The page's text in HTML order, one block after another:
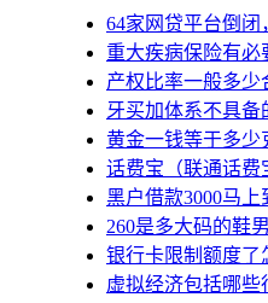
64家网贷平台倒闭
重大疾病保险有必
产权比率一般多少
牙买加体系不具备
黄金一钱等于多少
话费宝（联通话费
黑户借款3000马
260是多大码的鞋
银行卡限制额度了
虚拟经济包括哪些